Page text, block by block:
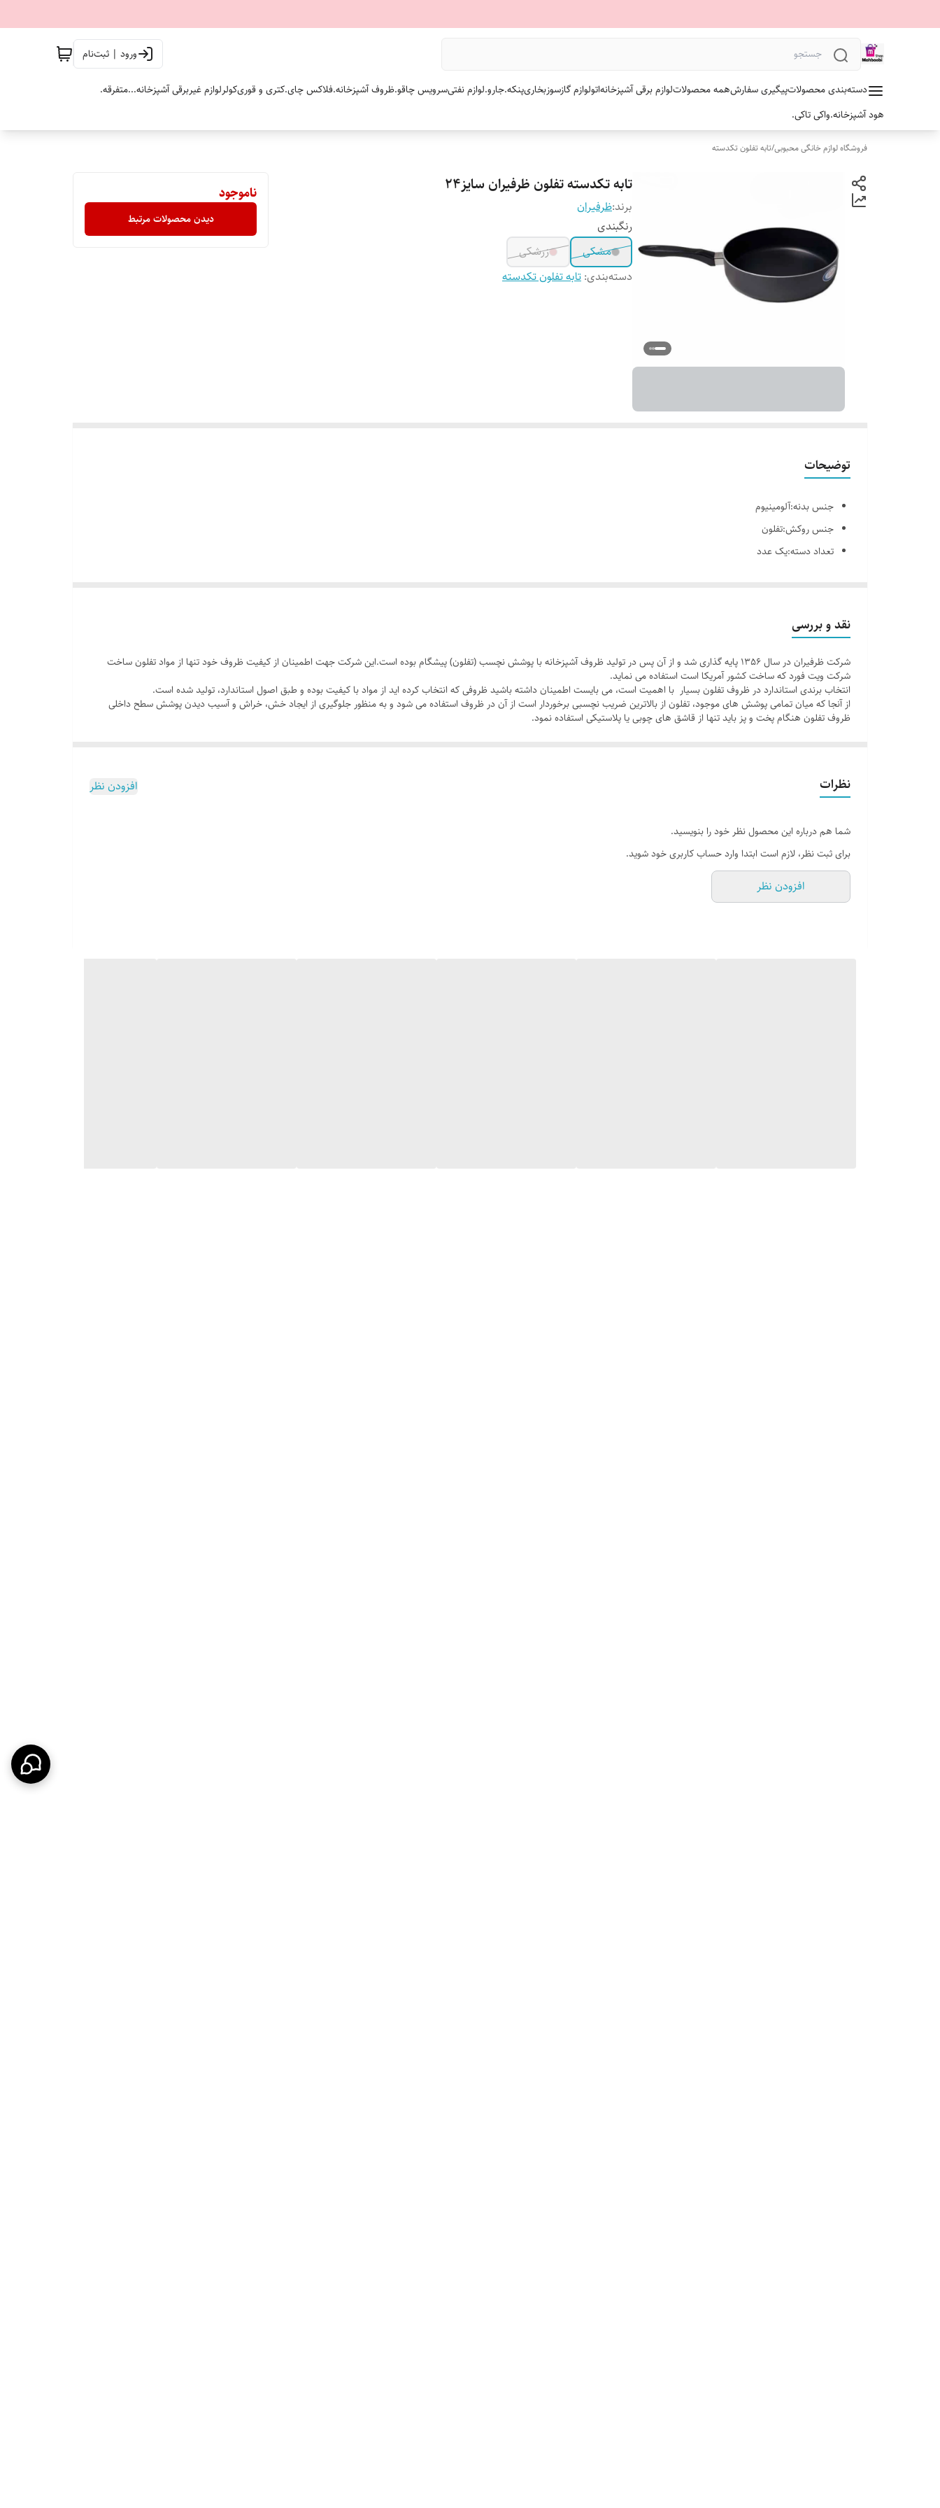
ورود | ثبت‌نام
دسته‌بندی محصولاتپیگیری سفارشهمه محصولاتلوازم برقی آشپزخانهاتولوازم گازسوزبخاریپنکه.جارو.لوازم نفتیسرویس چاقو.ظروف آشپزخانه.فلاکس چای.کتری و قوریکولرلوازم غیربرقی آشپزخانه...متفرقه.
هود آشپزخانه.واکی تاکی.
فروشگاه لوازم خانگی محبوبی/تابه تفلون تکدسته
تابه تکدسته تفلون ظرفیران سایز۲۴
برند:ظرفیران
رنگبندی
مشکی
زرشکی
دسته‌بندی: تابه تفلون تکدسته
ناموجود
دیدن محصولات مرتبط
توضیحات
جنس بدنه:آلومینیوم
جنس روکش:تفلون
تعداد دسته:یک عدد
نقد و بررسی
شرکت ظرفیران در سال 1356 پایه گذاری شد و از آن پس در تولید ظروف آشپزخانه با پوشش نچسب (تفلون) پیشگام بوده است.این شرکت جهت اطمینان از کیفیت ظروف خود تنها از مواد تفلون ساخت
شرکت ویت فورد که ساخت کشور آمریکا است استفاده می نماید.
انتخاب برندی استاندارد در ظروف تفلون بسیار با اهمیت است، می بایست اطمینان داشته باشید ظروفی که انتخاب کرده اید از مواد با کیفیت بوده و طبق اصول استاندارد، تولید شده است.
از آنجا که میان تمامی پوشش های موجود، تفلون از بالاترین ضریب نچسبی برخوردار است از آن در ظروف استفاده می شود و به منظور جلوگیری از ایجاد خش، خراش و آسیب دیدن پوشش سطح داخلی
ظروف تفلون هنگام پخت و پز باید تنها از قاشق های چوبی یا پلاستیکی استفاده نمود.
نظرات افزودن نظر
شما هم درباره این محصول نظر خود را بنویسید.
برای ثبت نظر، لازم است ابتدا وارد حساب کاربری خود شوید.
افزودن نظر